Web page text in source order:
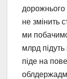
дорожнього
не змінить
ми
млрд
піде на